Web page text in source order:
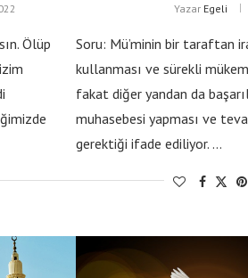
Ölüp
Yazar Egeli
Soru: Mü’minin bir taraftan
kullanması ve sürekli
fakat diğer yandan da
muhasebesi yapması ve
gerektiği ifade ediliyor. …